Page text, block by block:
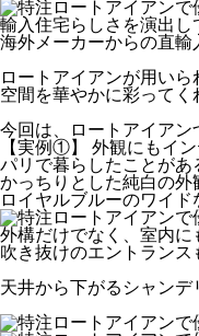
輸入住宅らしさを演出し
海外メーカーからの直輸
ロートアイアンが用い
空間を華やかに彩ってく
今回は、ロートアイアン
【実例①】 外観にもイ
パリで暮らしたことがあ
かっちりとした純白の外
ロイヤルブルーのワイド
外構だけでなく、室内に
吹き抜けのエントラン
天井から下がるシャンデ